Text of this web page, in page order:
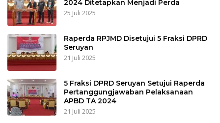
2024 Ditetapkan Menjadi Perda
25 Juli 2025
Raperda RPJMD Disetujui 5 Fraksi DPRD
Seruyan
21 Juli 2025
5 Fraksi DPRD Seruyan Setujui Raperda
Pertanggungjawaban Pelaksanaan
APBD TA 2024
21 Juli 2025